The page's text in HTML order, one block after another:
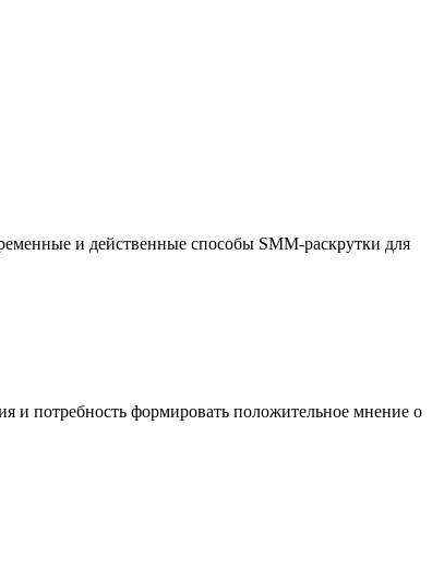
и действенные способы SMM-раскрутки для
и потребность формировать положительное мнение о